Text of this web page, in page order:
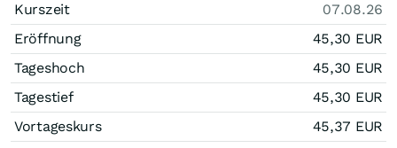
Kurszeit
07.08.26
Eröffnung
45,30 EUR
Tageshoch
45,30 EUR
Tagestief
45,30 EUR
Vortageskurs
45,37 EUR